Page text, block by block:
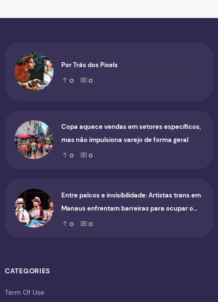
Por Trás dos Pixels
0 0
Copa aquece vendas em setores específicos,
mas não impulsiona varejo de forma geral
0 0
Entre palcos e invisibilidade: Artistas trans em
Manaus enfrentam barreiras para ocupar o
cenário cultural
0 0
CATEGORIES
Term Of Use